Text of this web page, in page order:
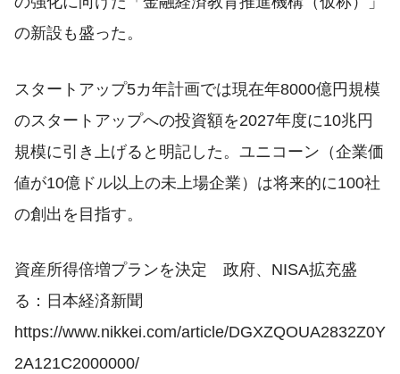
の新設も盛った。
スタートアップ5カ年計画では現在年8000億円規模
のスタートアップへの投資額を2027年度に10兆円
規模に引き上げると明記した。ユニコーン（企業価
値が10億ドル以上の未上場企業）は将来的に100社
の創出を目指す。
資産所得倍増プランを決定 政府、NISA拡充盛
る：日本経済新聞
https://www.nikkei.com/article/DGXZQOUA2832Z0Y
2A121C2000000/